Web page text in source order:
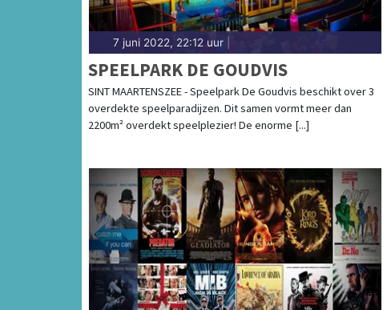
7 juni 2022, 22:12 uur
SPEELPARK DE GOUDVIS
SINT MAARTENSZEE - Speelpark De Goudvis beschikt over 3
overdekte speelparadijzen. Dit samen vormt meer dan
2200m² overdekt speelplezier! De enorme [...]